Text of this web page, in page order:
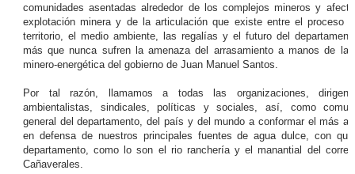
comunidades asentadas alrededor de los complejos mineros y
explotación minera y de la articulación que existe entre el proceso
territorio, el medio ambiente, las regalías y el futuro del
más que nunca sufren la amenaza del arrasamiento a manos de la
minero-energética del gobierno de Juan Manuel Santos.
Por tal razón, llamamos a todas las organizaciones,
ambientalistas, sindicales, políticas y sociales, así, como
general del departamento, del país y del mundo a conformar el más
en defensa de nuestros principales fuentes de agua dulce, con
departamento, como lo son el rio ranchería y el manantial del
Cañaverales.